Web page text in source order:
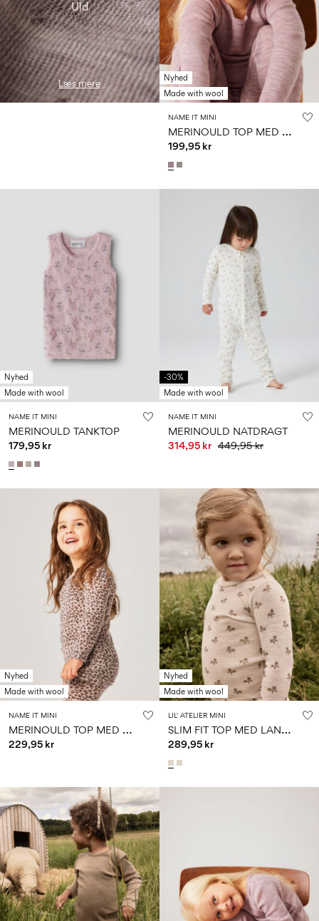
Uld
Læs mere
Nyhed
Made with wool
NAME IT MINI
M
ERINOULD TOP MED LANGE ÆRMER
199,95 kr
Nyhed
Made with wool
NAME IT MINI
MERINOULD TANKTOP
179,95 kr
-30%
Made with wool
NAME IT MINI
MERINOULD NATDRAGT
314,95 kr 449,95 kr
Nyhed
Made with wool
NAME IT MINI
M
ERINOULD TOP MED LANGE ÆRMER
229,95 kr
Nyhed
Made with wool
LIL' ATELIER MINI
S
LIM FIT TOP MED LANGE ÆRMER
289,95 kr